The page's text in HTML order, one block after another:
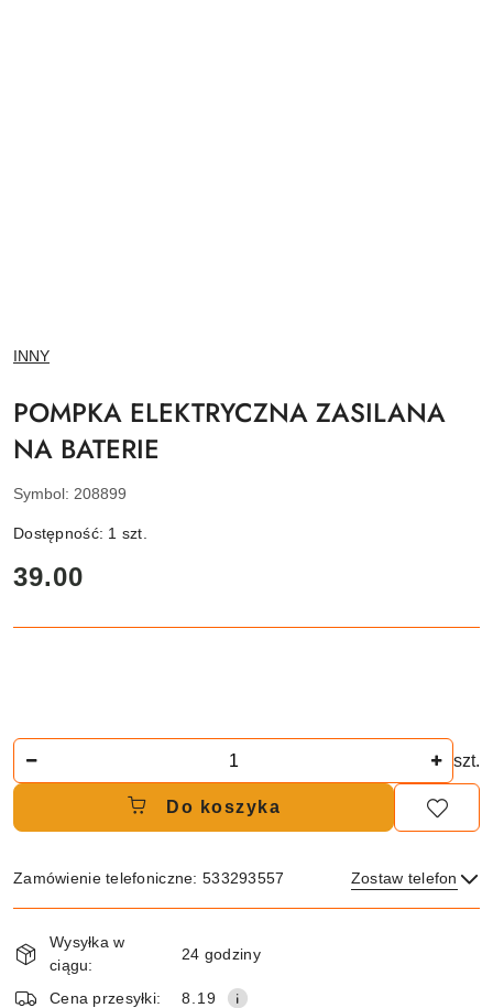
NAZWA
PRODUCENTA:
INNY
POMPKA ELEKTRYCZNA ZASILANA
NA BATERIE
Symbol: 208899
Dostępność: 1 szt.
cena:
39.00
szt.
Do koszyka
Zamówienie telefoniczne: 533293557 Zostaw telefon
i
dostawa
Wysyłka w
ciągu:
24 godziny
Cena przesyłki: 8.19